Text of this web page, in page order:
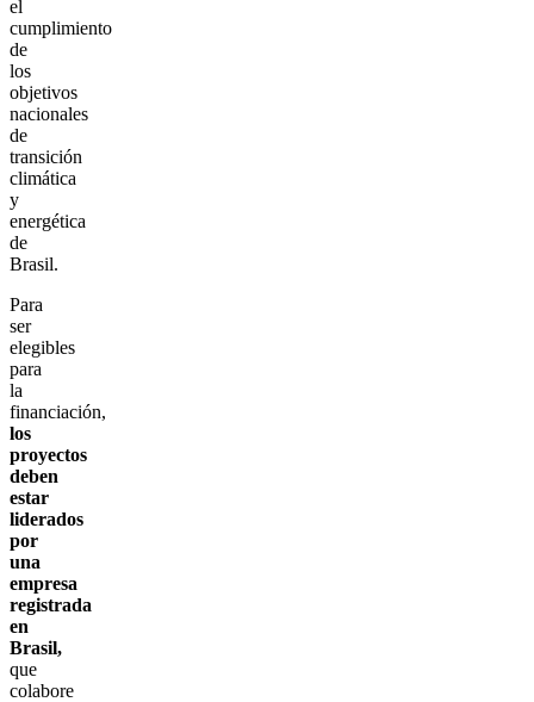
el
cumplimiento
de
los
objetivos
nacionales
de
transición
climática
y
energética
de
Brasil.
Para
ser
elegibles
para
la
financiación,
los
proyectos
deben
estar
liderados
por
una
empresa
registrada
en
Brasil,
que
colabore